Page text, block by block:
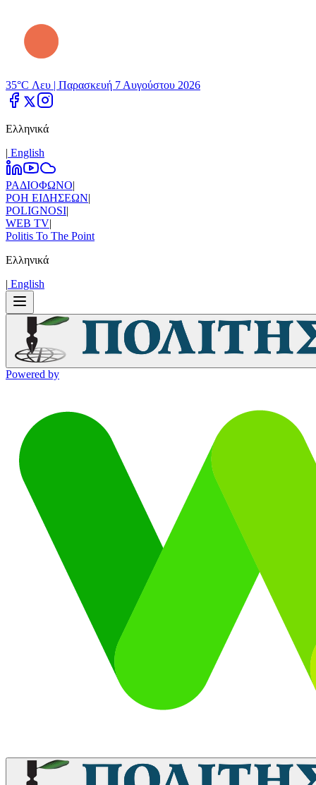
35°C Λευ | Παρασκευή 7 Αυγούστου 2026
Ελληνικά
| Εnglish
ΡΑΔΙΟΦΩΝΟ|
ΡΟΗ ΕΙΔΗΣΕΩΝ|
POLIGNOSI|
WEB TV|
Politis To The Point
Ελληνικά
| Εnglish
Powered by